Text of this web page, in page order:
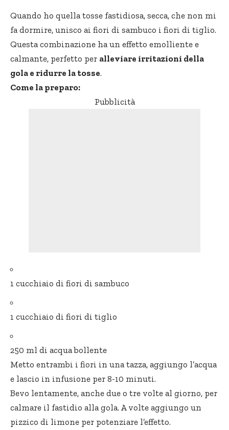
Quando ho quella tosse fastidiosa, secca, che non mi
fa dormire, unisco ai fiori di sambuco i fiori di tiglio.
Questa combinazione ha un effetto emolliente e
calmante, perfetto per alleviare irritazioni della
gola e ridurre la tosse.
Come la preparo:
Pubblicità
1 cucchiaio di fiori di sambuco
1 cucchiaio di fiori di tiglio
250 ml di acqua bollente
Metto entrambi i fiori in una tazza, aggiungo l’acqua
e lascio in infusione per 8-10 minuti.
Bevo lentamente, anche due o tre volte al giorno, per
calmare il fastidio alla gola. A volte aggiungo un
pizzico di limone per potenziare l’effetto.